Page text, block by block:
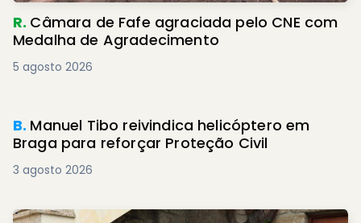
R. Câmara de Fafe agraciada pelo CNE com
Medalha de Agradecimento
5 agosto 2026
B. Manuel Tibo reivindica helicóptero em
Braga para reforçar Proteção Civil
3 agosto 2026